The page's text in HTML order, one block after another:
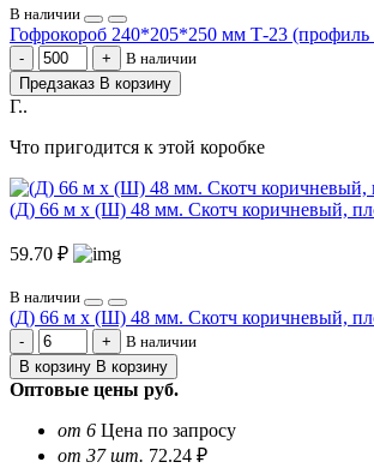
В наличии
Гофрокороб 240*205*250 мм Т-23
В наличии
Предзаказ В корзину
Г..
Что пригодится к этой коробке
(Д) 66 м х (Ш) 48 мм. Скотч коричневый,
59.70 ₽
В наличии
(Д) 66 м х (Ш) 48 мм. Скотч коричневый,
В наличии
В корзину В корзину
Оптовые цены руб.
от 6 Цена по запросу
от 37 шт. 72.24 ₽